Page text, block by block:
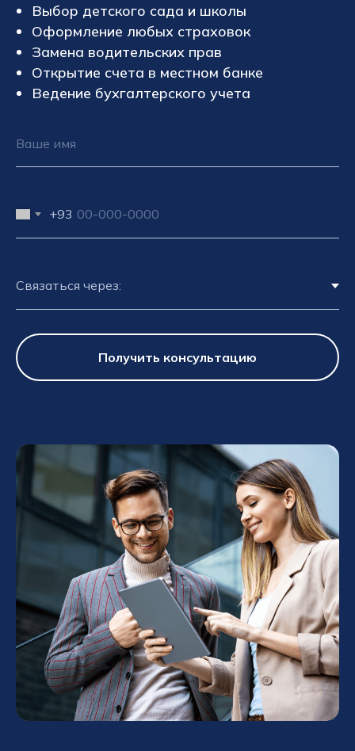
Выбор детского сада и школы
Оформление любых страховок
Замена водительских прав
Открытие счета в местном банке
Ведение бухгалтерского учета
+93
Получить консультацию